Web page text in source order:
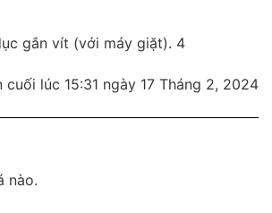
gắn vít (với máy giặt). 4
cuối lúc 15:31 ngày 17 Tháng 2, 2024
nào.